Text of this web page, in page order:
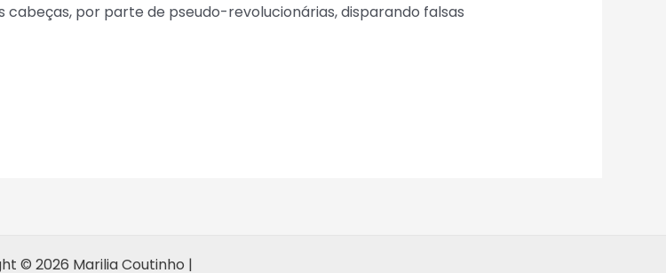
por parte de pseudo-revolucionárias, disparando falsas
© 2026 Marilia Coutinho |